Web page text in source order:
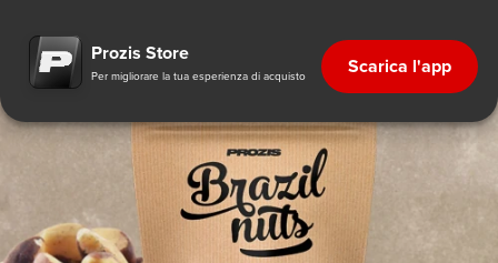
Prozis Store
Per migliorare la tua esperienza di acquisto Scarica l'app